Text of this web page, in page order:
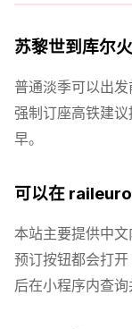
苏黎世到库尔
普通淡季可以出
强制订座高铁建
早。
可以在
本站主要提供中
预订按钮都会打
后在小程序内查询